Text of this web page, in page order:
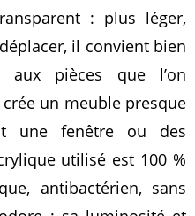
: plus léger,
il convient bien
pièces que l’on
un meuble presque
une fenêtre ou des
utilisé est 100 %
antibactérien, sans